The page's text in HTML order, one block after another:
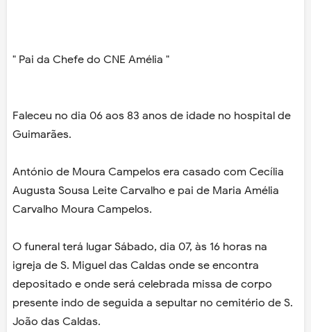
" Pai da Chefe do CNE Amélia "
Faleceu no dia 06 aos 83 anos de idade no hospital de
Guimarães.
António de Moura Campelos era casado com Cecília
Augusta Sousa Leite Carvalho e pai de Maria Amélia
Carvalho Moura Campelos.
O funeral terá lugar Sábado, dia 07, às 16 horas na
igreja de S. Miguel das Caldas onde se encontra
depositado e onde será celebrada missa de corpo
presente indo de seguida a sepultar no cemitério de S.
João das Caldas.